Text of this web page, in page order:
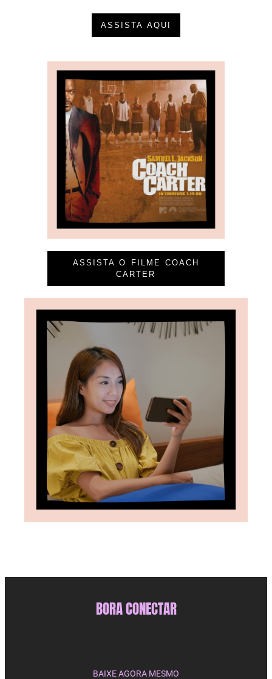
ASSISTA AQUI
ASSISTA O FILME COACH
CARTER
BORA CONECTAR
BAIXE AGORA MESMO